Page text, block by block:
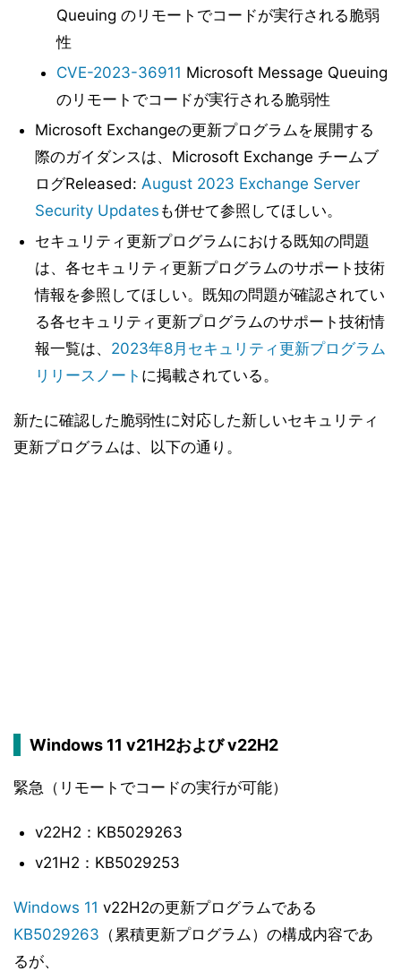
Queuing のリモートでコードが実行される脆弱
性
CVE-2023-36911 Microsoft Message Queuing
のリモートでコードが実行される脆弱性
Microsoft Exchangeの更新プログラムを展開する
際のガイダンスは、Microsoft Exchange チームブ
ログReleased: August 2023 Exchange Server
Security Updates も併せて参照してほしい。
セキュリティ更新プログラムにおける既知の問題
は、各セキュリティ更新プログラムのサポート技術
情報を参照してほしい。既知の問題が確認されてい
る各セキュリティ更新プログラムのサポート技術情
報一覧は、 2023年8月セキュリティ更新プログラム
リリースノート に掲載されている。
新たに確認した脆弱性に対応した新しいセキュリティ
更新プログラムは、以下の通り。
Windows 11 v21H2および v22H2
緊急（リモートでコードの実行が可能）
v22H2：KB5029263
v21H2：KB5029253
Windows 11 v22H2の更新プログラムである
KB5029263 （累積更新プログラム）の構成内容であ
るが、